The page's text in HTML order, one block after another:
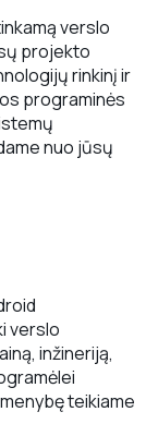
verslo
projekto
rinkinį ir
programinės
nuo jūsų
verslo
inžineriją,
teikiame